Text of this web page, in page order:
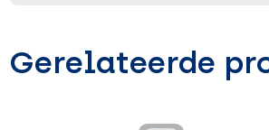
Gerelateerde